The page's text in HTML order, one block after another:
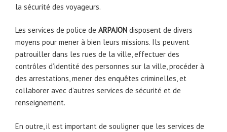
la sécurité des voyageurs.
Les services de police de ARPAJON disposent de divers
moyens pour mener à bien leurs missions. Ils peuvent
patrouiller dans les rues de la ville, effectuer des
contrôles d’identité des personnes sur la ville, procéder à
des arrestations, mener des enquêtes criminelles, et
collaborer avec d’autres services de sécurité et de
renseignement.
En outre, il est important de souligner que les services de